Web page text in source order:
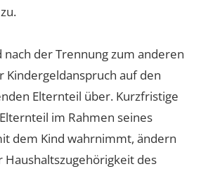
nach der Trennung zum anderen
Kindergeldanspruch auf den
Elternteil über. Kurzfristige
im Rahmen seines
dem Kind wahrnimmt, ändern
Haushaltszugehörigkeit des